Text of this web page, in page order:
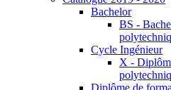
Bachelor
BS -
Cycle Ingénieur
X -
Diplôme de